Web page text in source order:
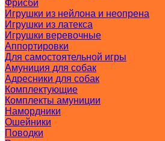
Фрисби
Игрушки из нейлона и неопрена
Игрушки из латекса
Игрушки веревочные
Аппортировки
Для самостоятельной игры
Амуниция для собак
Адресники для собак
Комплектующие
Комплекты амуниции
Намордники
Ошейники
Поводки